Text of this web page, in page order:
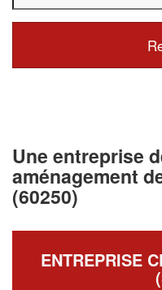
Une entreprise
aménagement
(60250)
ENTREPRISE
✕
vos